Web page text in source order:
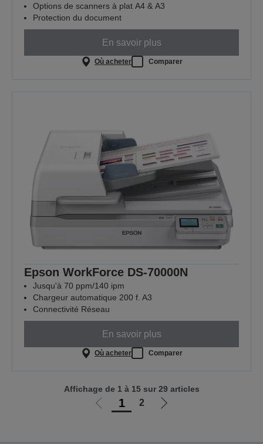
Options de scanners à plat A4 & A3
Protection du document
En savoir plus
Où acheter Comparer
Epson WorkForce DS-70000N
Jusqu'à 70 ppm/140 ipm
Chargeur automatique 200 f. A3
Connectivité Réseau
En savoir plus
Où acheter Comparer
Aller1 2
Aller
Affichage de 1 à 15 sur 29 articles